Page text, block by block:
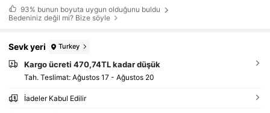
93% bunun boyuta uygun olduğunu buldu
Bedeniniz değil mi? Bize söyle
Sevk yeri Turkey
Kargo ücreti 470,74TL kadar düşük
Tah. Teslimat: Ağustos 17 - Ağustos 20
İadeler Kabul Edilir